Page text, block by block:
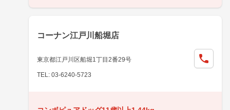
コーナン江戸川船堀店
東京都江戸川区船堀1丁目2番29号
TEL: 03-6240-5723